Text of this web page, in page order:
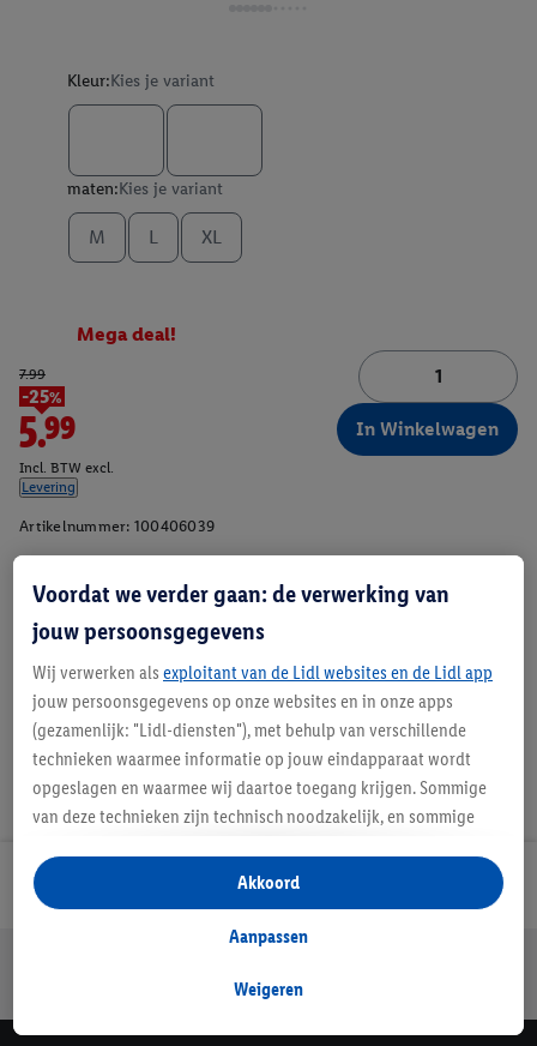
Kleur:Kies je variant
maten:Kies je variant
M L XL
Mega deal!
7.99
-25%
5.99
Incl. BTW excl.
Levering
In Winkelwagen
Artikelnummer: 100406039
Lidl Nieuwsbrief
Veilig winkelen
Voordat we verder gaan: de verwerking van
jouw persoonsgegevens
Wij verwerken als exploitant van de Lidl websites en de Lidl app
jouw persoonsgegevens op onze websites en in onze apps
(gezamenlijk: "Lidl-diensten"), met behulp van verschillende
technieken waarmee informatie op jouw eindapparaat wordt
opgeslagen en waarmee wij daartoe toegang krijgen. Sommige
van deze technieken zijn technisch noodzakelijk, en sommige
opslaan van voorkeursinstellingen, het verzamelen en
analyseren van statistieken of voor het tonen van
gepersonaliseerde reclame binnen en buiten de Lidl-diensten.
gegevens over jouw aankoopgedrag in de winkel ook voor de
Weigeren
Aanpassen
Akkoord